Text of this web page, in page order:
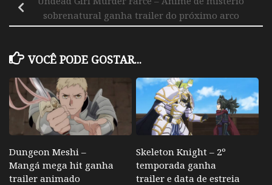
sobrenatural ganha trailer do próximo arco
VOCÊ PODE GOSTAR...
Dungeon Meshi –
Mangá mega hit ganha
trailer animado
Skeleton Knight – 2º
temporada ganha
trailer e data de estreia